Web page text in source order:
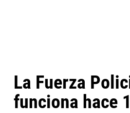
La Fuerza
funciona hace